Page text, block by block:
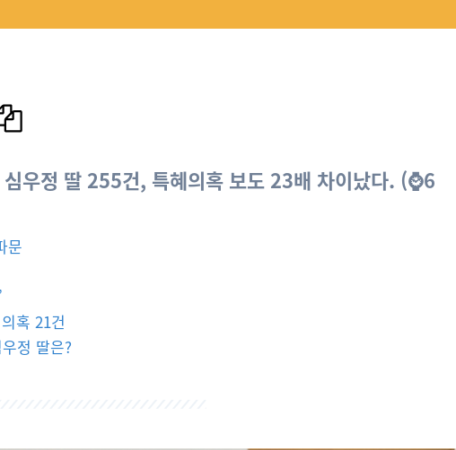
우정 딸 255건, 특혜의혹 보도 23배 차이났다. (⌚6
문
혹 21건
정 딸은?